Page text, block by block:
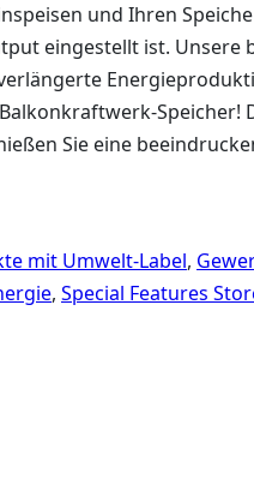
und Ihren
eingestellt ist. Unsere
Sie eine
mit Umwelt-Label,
, Special Features